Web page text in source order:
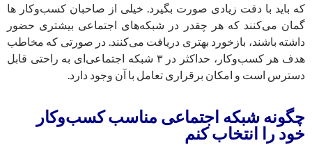
که باید با دقت زیادی صورت بگیرد. خیلی از صاحبان کسب‌وکار ها
گمان می‌کنند که هر چقدر در شبکه‌های اجتماعی بیشتری حضور
داشته باشند، بازخورد بهتری دریافت می‌کنند. در صورتی که مخاطب
هدف هر کسب‌وکار، حداکثر در ۳ شبکه اجتماعی‌ای به راحتی قابل
دسترس است و امکان برقراری تعامل با آن وجود دارد.
چگونه شبکه اجتماعی مناسب کسب‌وکار
خود را انتخاب کنم